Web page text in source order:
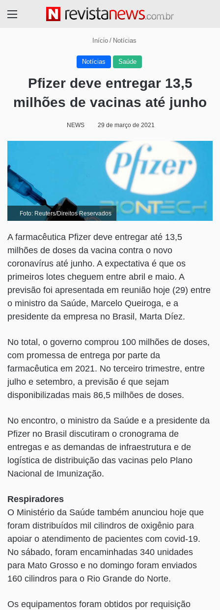
Início / Notícias
Notícias Saúde
Pfizer deve entregar 13,5
milhões de vacinas até junho
NEWS 29 de março de 2021
Foto: Reuters/Direitos Reservados
A farmacêutica Pfizer deve entregar até 13,5
milhões de doses da vacina contra o novo
coronavírus até junho. A expectativa é que os
primeiros lotes cheguem entre abril e maio. A
previsão foi apresentada em reunião hoje (29) entre
o ministro da Saúde, Marcelo Queiroga, e a
presidente da empresa no Brasil, Marta Díez.
No total, o governo comprou 100 milhões de doses,
com promessa de entrega por parte da
farmacêutica em 2021. No terceiro trimestre, entre
julho e setembro, a previsão é que sejam
disponibilizadas mais 86,5 milhões de doses.
No encontro, o ministro da Saúde e a presidente da
Pfizer no Brasil discutiram o cronograma de
entregas e as demandas de infraestrutura e de
logística de distribuição das vacinas pelo Plano
Nacional de Imunização.
Respiradores
O Ministério da Saúde também anunciou hoje que
foram distribuídos mil cilindros de oxigênio para
apoiar o atendimento de pacientes com covid-19.
No sábado, foram encaminhadas 340 unidades
para Mato Grosso e no domingo foram enviados
160 cilindros para o Rio Grande do Norte.
Os equipamentos foram obtidos por requisição